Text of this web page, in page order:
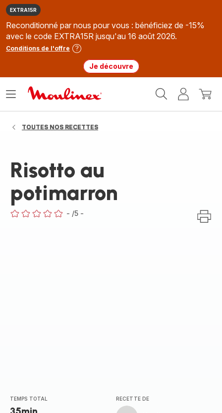
EXTRA15R
Reconditionné par nous pour vous : bénéficiez de -15%
avec le code EXTRA15R jusqu'au 16 août 2026.
Conditions de l'offre
Je découvre
MonMon
Ouvrir
TOUTES NOS RECETTES
Risotto au
potimarron
- /5 -
TEMPS TOTAL RECETTE DE